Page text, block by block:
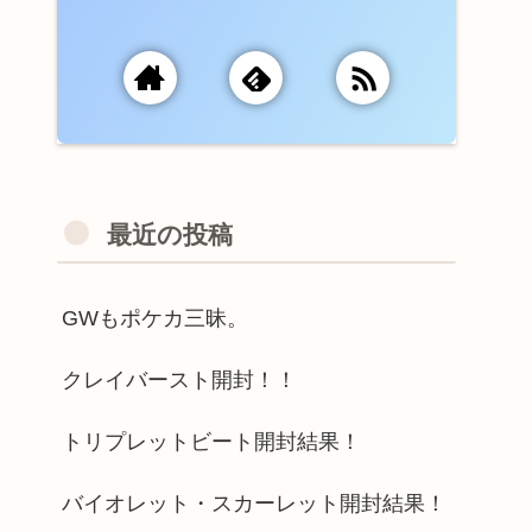
最近の投稿
GWもポケカ三昧。
クレイバースト開封！！
トリプレットビート開封結果！
バイオレット・スカーレット開封結果！